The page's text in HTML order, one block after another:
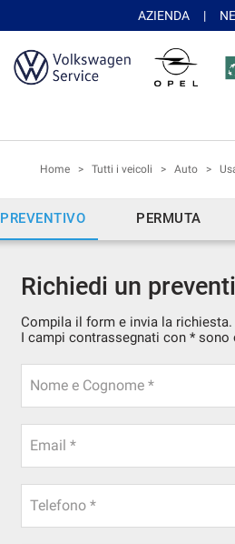
AZIENDA
Home > Tutti i veicoli > Auto >
PREVENTIVO PERMUTA
Richiedi un
Compila il form e invia la richiesta.
I campi contrassegnati con * sono
Nome e Cognome *
Email *
Telefono *